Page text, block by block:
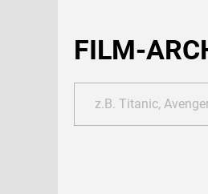
FILM-